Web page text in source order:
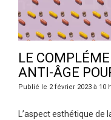
LE
ANTI-ÂGE
Publié le 2 février 2023 à 10
L’aspect esthétique